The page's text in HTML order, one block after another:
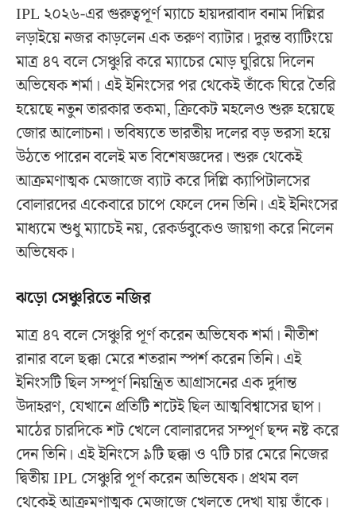
IPL ২০২৬-এর গুরুত্বপূর্ণ ম্যাচে হায়দরাবাদ বনাম দিল্লির
লড়াইয়ে নজর কাড়লেন এক তরুণ ব্যাটার। দুরন্ত ব্যাটিংয়ে
মাত্র ৪৭ বলে সেঞ্চুরি করে ম্যাচের মোড় ঘুরিয়ে দিলেন
অভিষেক শর্মা। এই ইনিংসের পর থেকেই তাঁকে ঘিরে তৈরি
হয়েছে নতুন তারকার তকমা, ক্রিকেট মহলেও শুরু হয়েছে
জোর আলোচনা। ভবিষ্যতে ভারতীয় দলের বড় ভরসা হয়ে
উঠতে পারেন বলেই মত বিশেষজ্ঞদের। শুরু থেকেই
আক্রমণাত্মক মেজাজে ব্যাট করে দিল্লি ক্যাপিটালসের
বোলারদের একেবারে চাপে ফেলে দেন তিনি। এই ইনিংসের
মাধ্যমে শুধু ম্যাচেই নয়, রেকর্ডবুকেও জায়গা করে নিলেন
অভিষেক।
ঝড়ো সেঞ্চুরিতে নজির
মাত্র ৪৭ বলে সেঞ্চুরি পূর্ণ করেন অভিষেক শর্মা। নীতীশ
রানার বলে ছক্কা মেরে শতরান স্পর্শ করেন তিনি। এই
ইনিংসটি ছিল সম্পূর্ণ নিয়ন্ত্রিত আগ্রাসনের এক দুর্দান্ত
উদাহরণ, যেখানে প্রতিটি শটেই ছিল আত্মবিশ্বাসের ছাপ।
মাঠের চারদিকে শট খেলে বোলারদের সম্পূর্ণ ছন্দ নষ্ট করে
দেন তিনি। এই ইনিংসে ৯টি ছক্কা ও ৭টি চার মেরে নিজের
দ্বিতীয় IPL সেঞ্চুরি পূর্ণ করেন অভিষেক। প্রথম বল
থেকেই আক্রমণাত্মক মেজাজে খেলতে দেখা যায় তাঁকে।